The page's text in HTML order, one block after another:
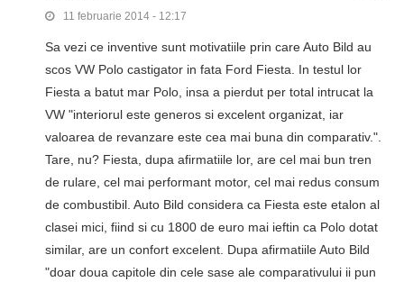
11 februarie 2014 - 12:17
Sa vezi ce inventive sunt motivatiile prin care Auto Bild au
scos VW Polo castigator in fata Ford Fiesta. In testul lor
Fiesta a batut mar Polo, insa a pierdut per total intrucat la
VW "interiorul este generos si excelent organizat, iar
valoarea de revanzare este cea mai buna din comparativ.".
Tare, nu? Fiesta, dupa afirmatiile lor, are cel mai bun tren
de rulare, cel mai performant motor, cel mai redus consum
de combustibil. Auto Bild considera ca Fiesta este etalon al
clasei mici, fiind si cu 1800 de euro mai ieftin ca Polo dotat
similar, are un confort excelent. Dupa afirmatiile Auto Bild
"doar doua capitole din cele sase ale comparativului ii pun